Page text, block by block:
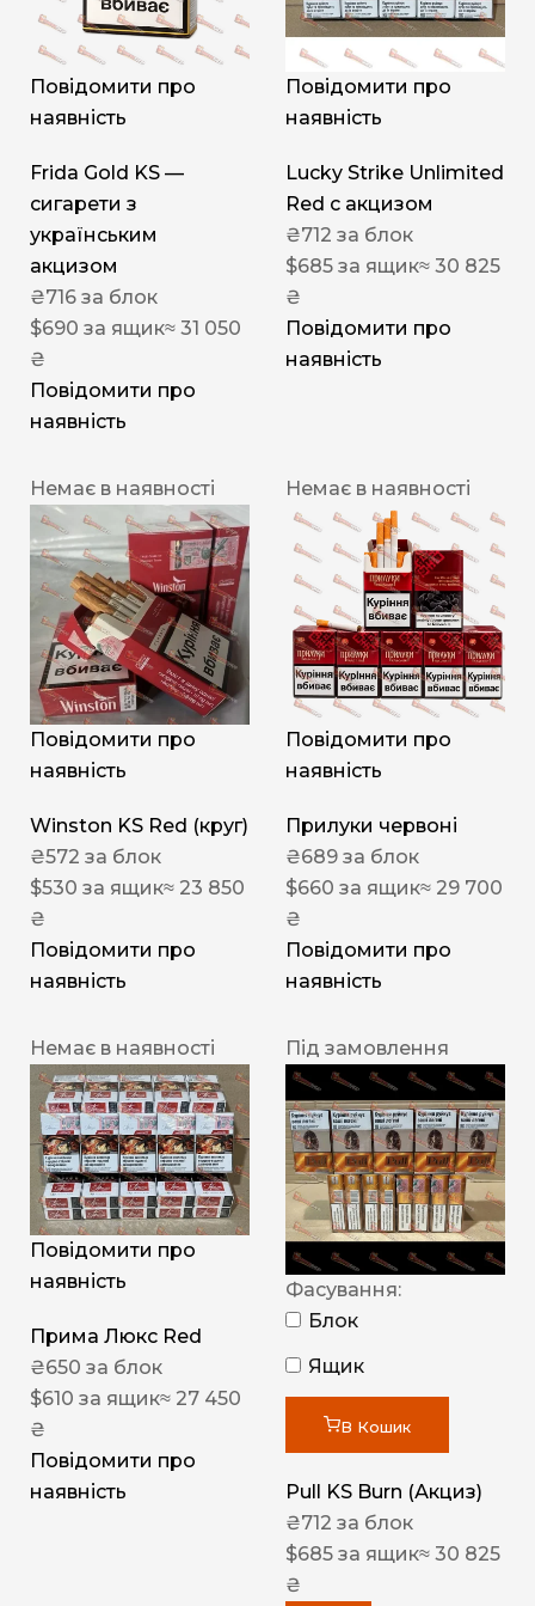
Повідомити про
наявність
Frida Gold KS —
сигарети з
українським
акцизом
₴716 за блок
$690 за ящик≈ 31 050
₴
Повідомити про
наявність
Повідомити про
наявність
Lucky Strike Unlimited
Red c акцизом
₴712 за блок
$685 за ящик≈ 30 825
₴
Повідомити про
наявність
Немає в наявності
Повідомити про
наявність
Winston KS Red (круг)
₴572 за блок
$530 за ящик≈ 23 850
₴
Повідомити про
наявність
Немає в наявності
Повідомити про
наявність
Прилуки червоні
₴689 за блок
$660 за ящик≈ 29 700
₴
Повідомити про
наявність
Немає в наявності
Повідомити про
наявність
Прима Люкс Red
₴650 за блок
$610 за ящик≈ 27 450
₴
Повідомити про
наявність
Під замовлення
Фасування:
Блок
Ящик
В Кошик
Pull KS Burn (Акциз)
₴712 за блок
$685 за ящик≈ 30 825
₴